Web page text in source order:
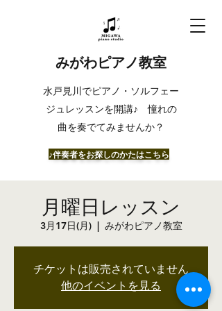
みがわピアノ教室
​水戸見川でピアノ・ソルフェー
ジュレッスンを開講♪ 憧れの
曲を奏でてみませんか？
​♪伴奏者をお探しのかたはこちら
月曜日レッスン
3月17日(月)
  |
みがわピアノ教室
チケットは販売されていません
他のイベントを見る